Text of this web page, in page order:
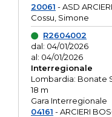
20061 - ASD
Cossu, Simone
R2604002
dal: 04/01/2026
al: 04/01/2026
Interregionale
Lombardia: Bonate
18 m
Gara Interregionale
04161 - ARCIERI